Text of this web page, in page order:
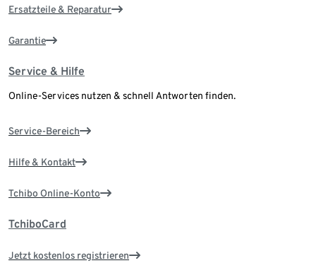
Ersatzteile & Reparatur
Garantie
Service & Hilfe
Online-Services nutzen & schnell Antworten finden.
Service-Bereich
Hilfe & Kontakt
Tchibo Online-Konto
TchiboCard
Jetzt kostenlos registrieren